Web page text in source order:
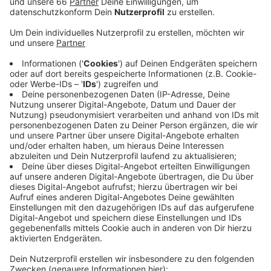
FördervereinHeartbreakerBilanz gezogen:
Museum K21.
Veröffentlicht: Mittwoch, 11.12.2019 05:43
Anzeige
Den höchsten Preis erzielte mit 13.000 Euro eine
Arbeit des Düsseldorfer Fotokünstlers Thomas Ruff. -
Die gesamten Spenden und Einnahmen des Abends
gehen an die Düsseldorfer Aidshilfe. Unter anderem für
ihre Jugend-Prävention und für ein Projekt zugunsten
von Frauen mit HIV und Familie. Nächstes Jahr im
Dezember wird es erneut eine solche Versteigerung
geben.